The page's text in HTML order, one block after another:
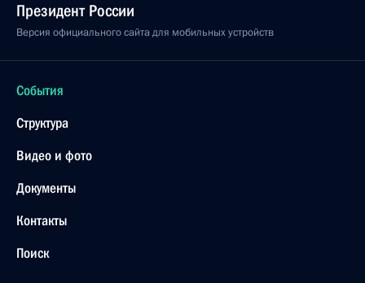
Президент России
Версия официального сайта для мобильных устройств
События
Структура
Видео и фото
Документы
Контакты
Поиск